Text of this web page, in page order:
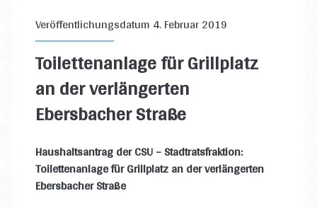
Veröffentlichungsdatum 4. Februar 2019
Toilettenanlage für Grillplatz
an der verlängerten
Ebersbacher Straße
Haushaltsantrag der CSU – Stadtratsfraktion:
Toilettenanlage für Grillplatz an der verlängerten
Ebersbacher Straße